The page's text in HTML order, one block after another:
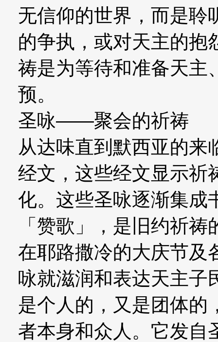
无信仰的世界，而是聆
的争执，或对天主的抱
祷是为等待和准备天主
预。
圣咏——聚会的祈祷
从达味直到默西亚的来
经文，这些经文显示祈
化。这些圣咏逐渐集成
「赞歌」，是旧约祈祷
在耶路撒冷的大庆节及
咏就滋润和表达天主子
是个人的，又是团体的
者本身和众人。它发自